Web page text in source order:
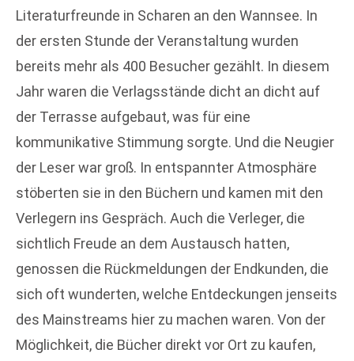
Literaturfreunde in Scharen an den Wannsee. In
der ersten Stunde der Veranstaltung wurden
bereits mehr als 400 Besucher gezählt. In diesem
Jahr waren die Verlagsstände dicht an dicht auf
der Terrasse aufgebaut, was für eine
kommunikative Stimmung sorgte. Und die Neugier
der Leser war groß. In entspannter Atmosphäre
stöberten sie in den Büchern und kamen mit den
Verlegern ins Gespräch. Auch die Verleger, die
sichtlich Freude an dem Austausch hatten,
genossen die Rückmeldungen der Endkunden, die
sich oft wunderten, welche Entdeckungen jenseits
des Mainstreams hier zu machen waren. Von der
Möglichkeit, die Bücher direkt vor Ort zu kaufen,